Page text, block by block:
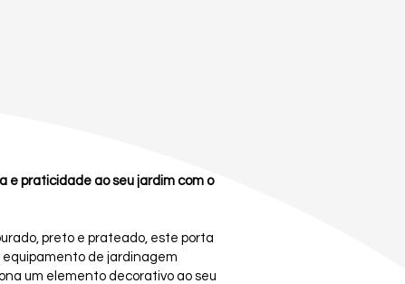
e praticidade ao seu jardim com o
preto e prateado, este porta
de jardinagem
um elemento decorativo ao seu